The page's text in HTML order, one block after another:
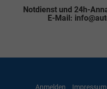
Notdienst und 24h-
E-Mail:
Anmelden Impressum